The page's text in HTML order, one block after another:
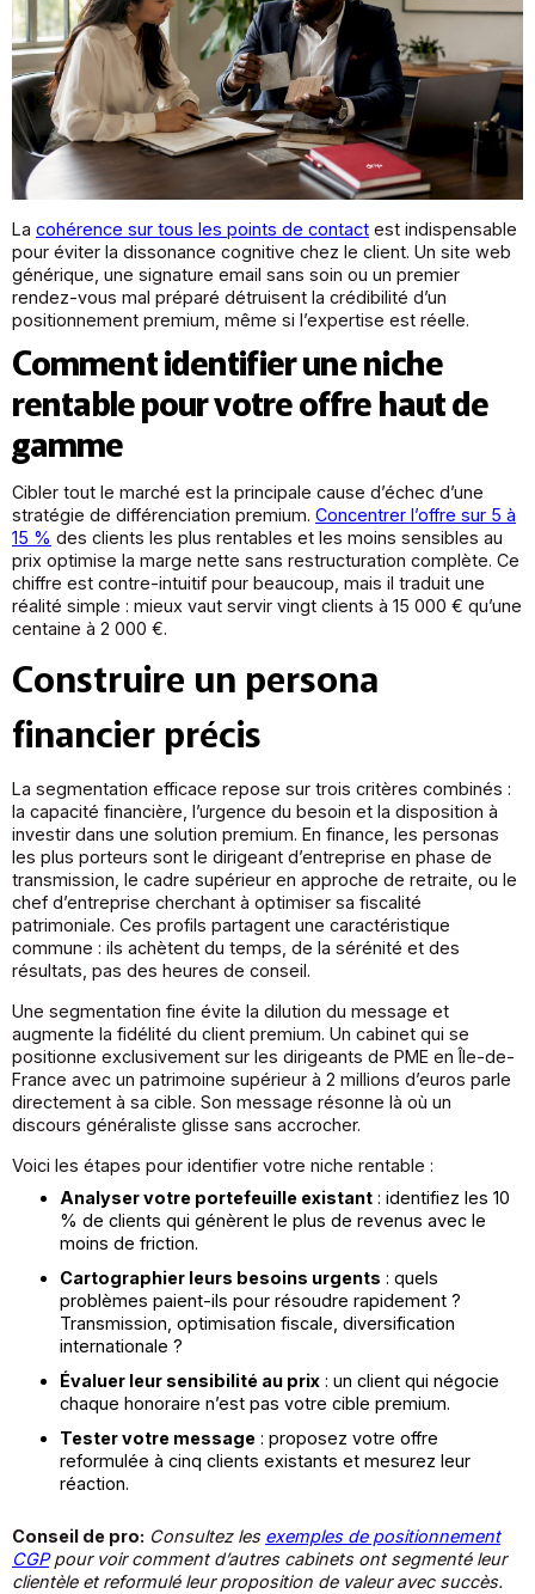
La cohérence sur tous les points de contact est indispensable
pour éviter la dissonance cognitive chez le client. Un site web
générique, une signature email sans soin ou un premier
rendez-vous mal préparé détruisent la crédibilité d’un
positionnement premium, même si l’expertise est réelle.
Comment identifier une niche
rentable pour votre offre haut de
gamme
Cibler tout le marché est la principale cause d’échec d’une
stratégie de différenciation premium. Concentrer l’offre sur 5 à
15 % des clients les plus rentables et les moins sensibles au
prix optimise la marge nette sans restructuration complète. Ce
chiffre est contre-intuitif pour beaucoup, mais il traduit une
réalité simple : mieux vaut servir vingt clients à 15 000 € qu’une
centaine à 2 000 €.
Construire un persona
financier précis
La segmentation efficace repose sur trois critères combinés :
la capacité financière, l’urgence du besoin et la disposition à
investir dans une solution premium. En finance, les personas
les plus porteurs sont le dirigeant d’entreprise en phase de
transmission, le cadre supérieur en approche de retraite, ou le
chef d’entreprise cherchant à optimiser sa fiscalité
patrimoniale. Ces profils partagent une caractéristique
commune : ils achètent du temps, de la sérénité et des
résultats, pas des heures de conseil.
Une segmentation fine évite la dilution du message et
augmente la fidélité du client premium. Un cabinet qui se
positionne exclusivement sur les dirigeants de PME en Île-de-
France avec un patrimoine supérieur à 2 millions d’euros parle
directement à sa cible. Son message résonne là où un
discours généraliste glisse sans accrocher.
Voici les étapes pour identifier votre niche rentable :
Analyser votre portefeuille existant : identifiez les 10
% de clients qui génèrent le plus de revenus avec le
moins de friction.
Cartographier leurs besoins urgents : quels
problèmes paient-ils pour résoudre rapidement ?
Transmission, optimisation fiscale, diversification
internationale ?
Évaluer leur sensibilité au prix : un client qui négocie
chaque honoraire n’est pas votre cible premium.
Tester votre message : proposez votre offre
reformulée à cinq clients existants et mesurez leur
réaction.
Conseil de pro: Consultez les exemples de positionnement
CGPpour voir comment d’autres cabinets ont segmenté leur
clientèle et reformulé leur proposition de valeur avec succès.